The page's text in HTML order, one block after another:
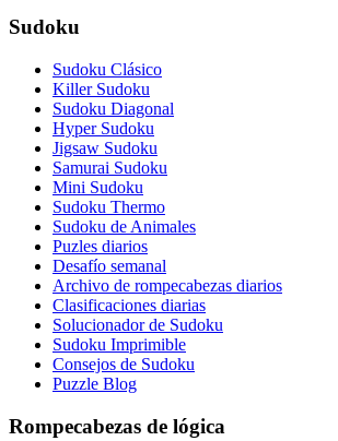
Sudoku
Sudoku Clásico
Killer Sudoku
Sudoku Diagonal
Hyper Sudoku
Jigsaw Sudoku
Samurai Sudoku
Mini Sudoku
Sudoku Thermo
Sudoku de Animales
Puzles diarios
Desafío semanal
Archivo de rompecabezas diarios
Clasificaciones diarias
Solucionador de Sudoku
Sudoku Imprimible
Consejos de Sudoku
Puzzle Blog
Rompecabezas de lógica